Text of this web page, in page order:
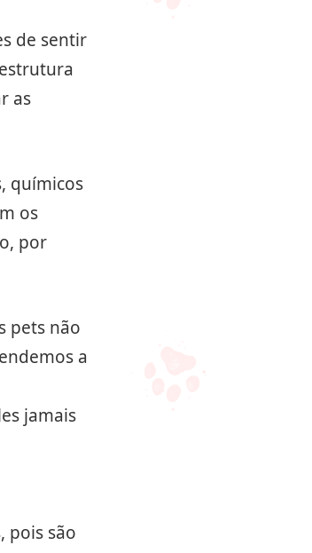
de sentir
as
químicos
os
por
pets não
a
jamais
pois são